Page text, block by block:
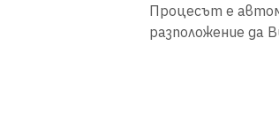
Процесът е
разположение да